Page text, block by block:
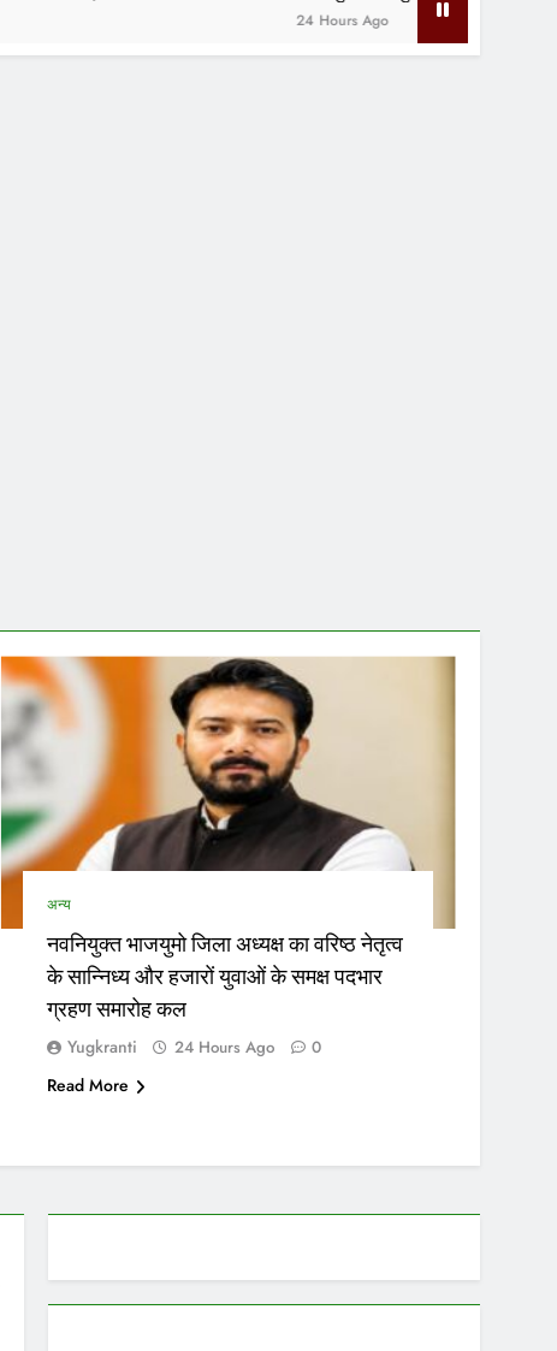
अन्य
नवनियुक्त भाजयुमो जिला अध्यक्ष का वरिष्ठ नेतृत्व
के सान्निध्य और हजारों युवाओं के समक्ष पदभार
ग्रहण समारोह कल
Yugkranti 24 Hours Ago 0
Read More